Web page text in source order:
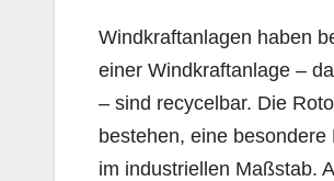
Windkraftanlagen haben
einer Windkraftanlage –
– sind recycelbar. Die
bestehen, eine
im industriellen Maßstab.